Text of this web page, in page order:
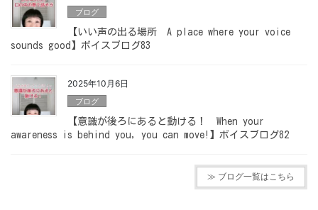
ブログ
【いい声の出る場所 A place where your voice
sounds good】ボイスブログ83
2025年10月6日
ブログ
【意識が後ろにあると動ける！ When your
awareness is behind you, you can move!】ボイスブログ82
≫ ブログ一覧はこちら